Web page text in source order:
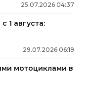
25.07.2026 04:37
1 августа:
29.07.2026 06:19
мотоциклами в